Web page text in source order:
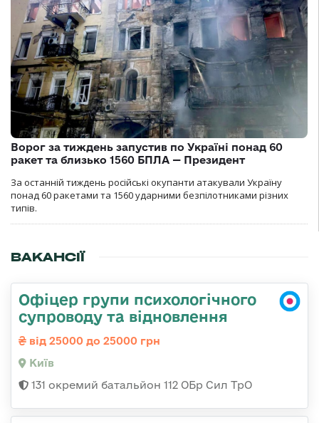
Ворог за тиждень запустив по Україні понад 60
ракет та близько 1560 БПЛА — Президент
За останній тиждень російські окупанти атакували Україну
понад 60 ракетами та 1560 ударними безпілотниками різних
типів.
ВАКАНСІЇ
Офіцер групи психологічного
супроводу та відновлення
від 25000 до 25000 грн
Київ
131 окремий батальйон 112 ОБр Сил ТрО